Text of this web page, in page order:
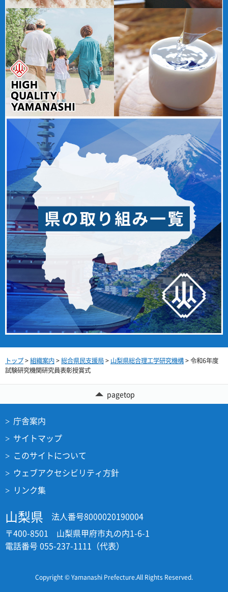
トップ>組織案内>総合県民支援局> 山梨県総合理工学研究機構> 令和6年度
試験研究機関研究員表彰授賞式
pagetop
庁舎案内
サイトマップ
このサイトについて
ウェブアクセシビリティ方針
リンク集
山梨県
法人番号8000020190004
〒400-8501 山梨県甲府市丸の内1-6-1
電話番号 055-237-1111（代表）
Copyright © Yamanashi Prefecture.All Rights Reserved.